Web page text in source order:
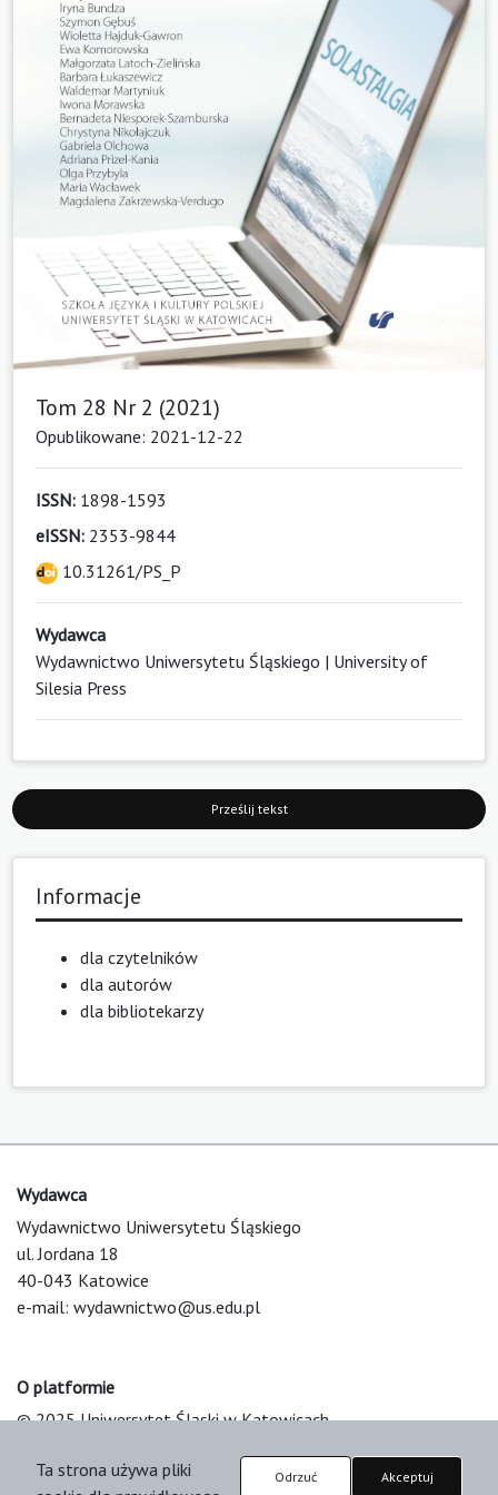
Tom 28 Nr 2 (2021)
Opublikowane: 2021-12-22
ISSN: 1898-1593
eISSN: 2353-9844
10.31261/PS_P
Wydawca
Wydawnictwo Uniwersytetu Śląskiego | University of
Silesia Press
Prześlij tekst
Informacje
dla czytelników
dla autorów
dla bibliotekarzy
Wydawca
Wydawnictwo Uniwersytetu Śląskiego
ul. Jordana 18
40-043 Katowice
e-mail: wydawnictwo@us.edu.pl
O platformie
© 2025 Uniwersytet Śląski w Katowicach
Platform & Workflow by OJS/PKP
Ta strona używa pliki
Odrzuć Akceptuj